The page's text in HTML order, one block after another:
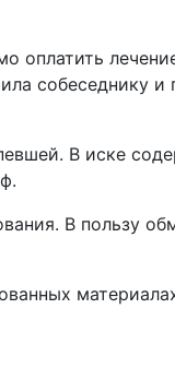
оплатить
собеседнику
В иске
В пользу